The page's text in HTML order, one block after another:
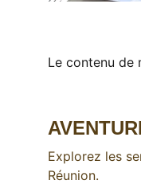
Le contenu de
Explorez les
Réunion.